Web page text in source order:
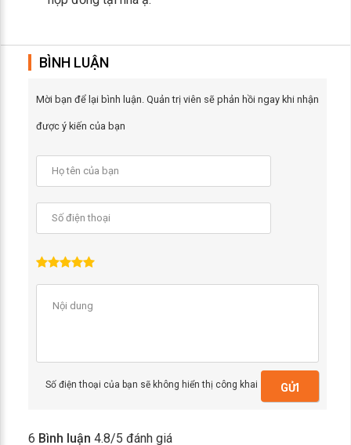
BÌNH LUẬN
Mời bạn để lại bình luận. Quản trị viên sẽ phản hồi ngay khi nhận
được ý kiến của bạn
Số điện thoại của bạn sẽ không hiển thị công khai GỬI
6 Bình luận 4.8/5 đánh giá